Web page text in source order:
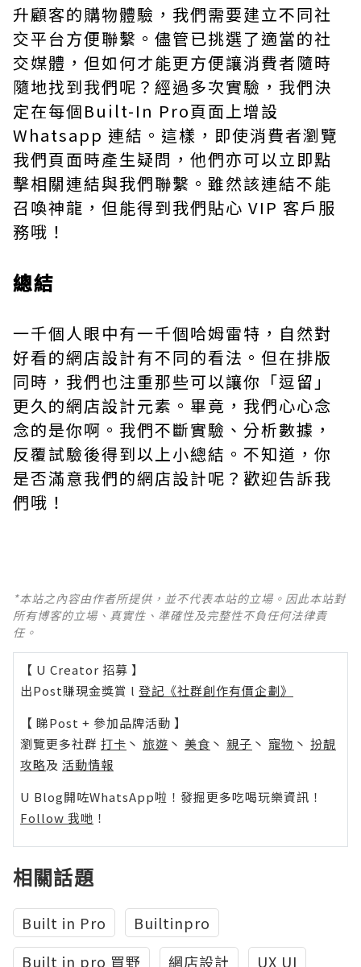
升顧客的購物體驗，我們需要建立不同社
交平台方便聯繫。儘管已挑選了適當的社
交媒體，但如何才能更方便讓消費者隨時
隨地找到我們呢？經過多次實驗，我們決
定在每個Built-In Pro頁面上增設
Whatsapp 連結。這樣，即使消費者瀏覽
我們頁面時產生疑問，他們亦可以立即點
擊相關連結與我們聯繫。雖然該連結不能
召喚神龍，但能得到我們貼心 VIP 客戶服
務哦！
總結
一千個人眼中有一千個哈姆雷特，自然對
好看的網店設計有不同的看法。但在排版
同時，我們也注重那些可以讓你「逗留」
更久的網店設計元素。畢竟，我們心心念
念的是你啊。我們不斷實驗、分析數據，
反覆試驗後得到以上小總結。不知道，你
是否滿意我們的網店設計呢？歡迎告訴我
們哦！
*本站之內容由作者所提供，並不代表本站的立場。因此本站對
所有博客的立場、真實性、準確性及完整性不負任何法律責
任。
【 U Creator 招募 】
出Post賺現金獎賞 l 登記《社群創作有價企劃》
【 睇Post + 參加品牌活動 】
瀏覽更多社群 打卡 丶 旅遊 丶 美食 丶 親子 丶 寵物 丶 扮靚
攻略及 活動情報
U Blog開咗WhatsApp啦！發掘更多吃喝玩樂資訊！
Follow 我哋 ！
相關話題
Built in Pro
Builtinpro
Built in pro 買野
網店設計
UX UI